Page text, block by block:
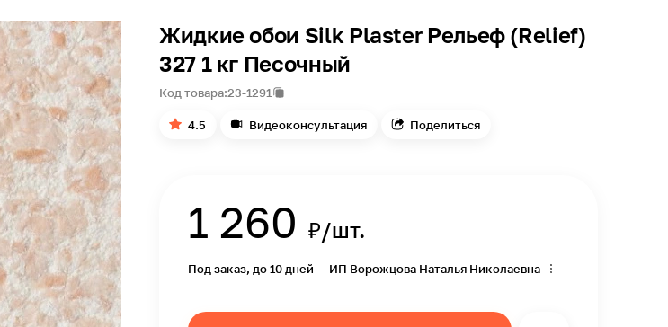
Жидкие обои Silk Plaster Рельеф (Relief)
327 1 кг Песочный
Код товара:23-1291
4.5 Видеоконсультация Поделиться
1 260 ₽/шт.
Под заказ, до 10 дней ИП Ворожцова Наталья Николаевна